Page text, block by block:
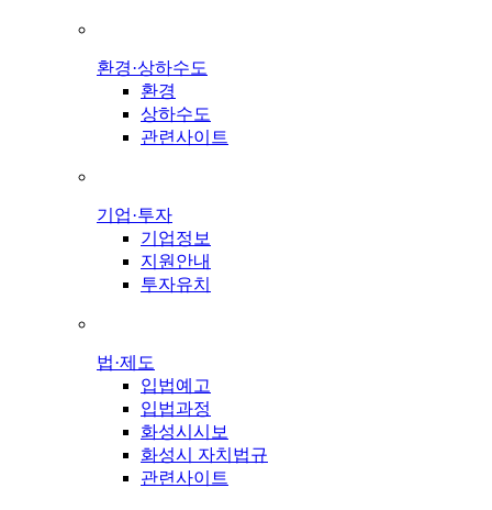
환경·상하수도
환경
상하수도
관련사이트
기업·투자
기업정보
지원안내
투자유치
법·제도
입법예고
입법과정
화성시시보
화성시 자치법규
관련사이트